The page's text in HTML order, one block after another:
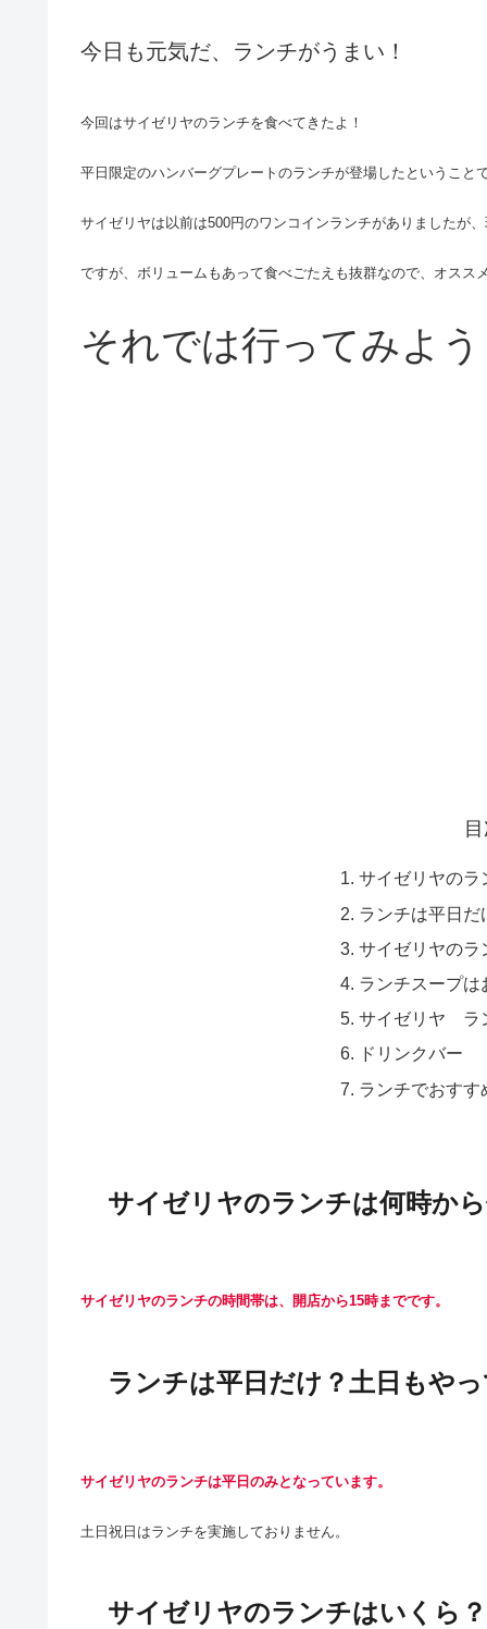
今日も元気だ、ランチがうまい！
今回はサイゼリヤのランチを食べてきたよ！
平日限定のハンバーグプレートのランチが登場したということ
サイゼリヤは以前は500円のワンコインランチがありましたが
ですが、ボリュームもあって食べごたえも抜群なので、オスス
それでは行ってみよ
サイゼリヤのラ
ランチは平日だ
サイゼリヤのラ
ランチスープは
サイゼリヤ ラ
ドリンクバー
ランチでおすす
サイゼリヤのランチは何時か
サイゼリヤのランチの時間帯は、開店から15時までです。
ランチは平日だけ？土日もや
サイゼリヤのランチは平日のみとなっています。
土日祝日はランチを実施しておりません。
サイゼリヤのランチはいくら？